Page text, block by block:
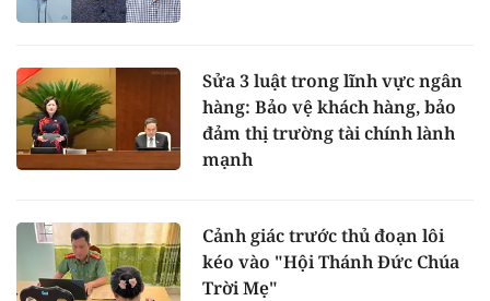
Sửa 3 luật trong lĩnh vực ngân
hàng: Bảo vệ khách hàng, bảo
đảm thị trường tài chính lành
mạnh
Cảnh giác trước thủ đoạn lôi
kéo vào "Hội Thánh Đức Chúa
Trời Mẹ"